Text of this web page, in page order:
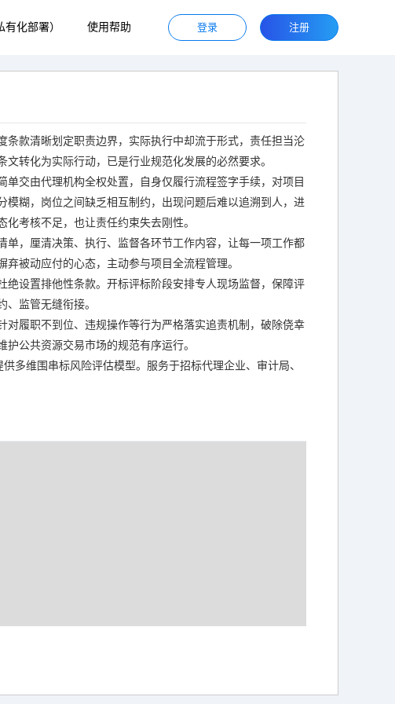
化部署） 使用帮助 登录 注册
款清晰划定职责边界，实际执行中却流于形式，责任担当沦
转化为实际行动，已是行业规范化发展的必然要求。
交由代理机构全权处置，自身仅履行流程签字手续，对项目
糊，岗位之间缺乏相互制约，出现问题后难以追溯到人，进
考核不足，也让责任约束失去刚性。
，厘清决策、执行、监督各环节工作内容，让每一项工作都
被动应付的心态，主动参与项目全流程管理。
设置排他性条款。开标评标阶段安排专人现场监督，保障评
监管无缝衔接。
履职不到位、违规操作等行为严格落实追责机制，破除侥幸
公共资源交易市场的规范有序运行。
多维围串标风险评估模型。服务于招标代理企业、审计局、